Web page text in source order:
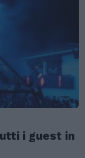
i guest in